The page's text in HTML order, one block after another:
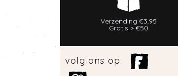
Verzending €3,95
Gratis > €50
volg ons op: